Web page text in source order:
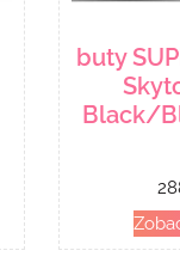
buty
Black/